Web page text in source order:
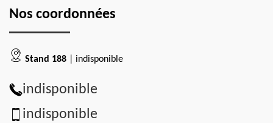
Nos coordonnées
Stand 188 | indisponible
indisponible
indisponible